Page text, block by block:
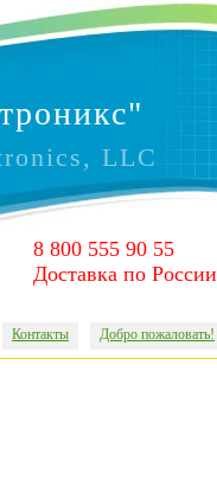
LLC
8 800 555 90 55
Доставка по России
Добро пожаловать!
Контакты